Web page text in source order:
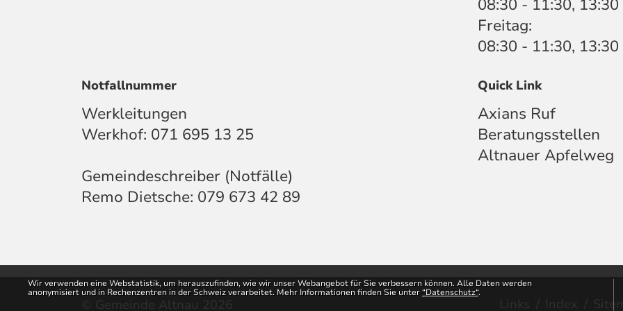
08:30 - 11:30,
Freitag:
08:30 - 11:30,
Notfallnummer
Werkleitungen
Werkhof: 071 695 13 25
Gemeindeschreiber (Notfälle)
Remo Dietsche: 079 673 42 89
Quick Link
Axians Ruf
Beratungsstellen
Altnauer Apfelweg
Webstatistik
Wir verwenden eine Webstatistik, um herauszufinden, wie wir unser Webangebot für Sie verbessern können. Alle Daten werden
anonymisiert und in Rechenzentren in der Schweiz verarbeitet. Mehr Informationen finden Sie unter“Datenschutz“.